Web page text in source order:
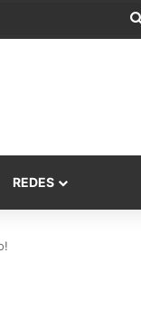
REDES